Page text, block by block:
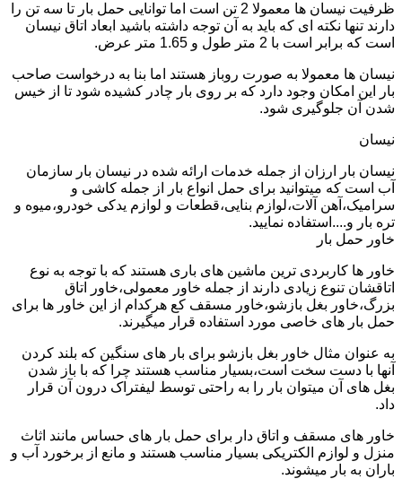
ظرفیت نیسان ها معمولا 2 تن است اما توانایی حمل بار تا سه تن را
دارند تنها نکته ای که باید به آن توجه داشته باشید ابعاد اتاق نیسان
است که برابر است با 2 متر طول و 1.65 متر عرض.
نیسان ها معمولا به صورت روباز هستند اما بنا به درخواست صاحب
بار این امکان وجود دارد که بر روی بار چادر کشیده شود تا از خیس
شدن آن جلوگیری شود.
نیسان
نیسان بار ارزان از جمله خدمات ارائه شده در نیسان بار سازمان
آب است که میتوانید برای حمل انواع بار از جمله کاشی و
سرامیک،آهن آلات،لوازم بنایی،قطعات و لوازم یدکی خودرو،میوه و
تره بار و....استفاده نمایید.
خاور حمل بار
خاور ها کاربردی ترین ماشین های باری هستند که با توجه به نوع
اتاقشان تنوع زیادی دارند از جمله خاور معمولی،خاور اتاق
بزرگ،خاور بغل بازشو،خاور مسقف کع هرکدام از این خاور ها برای
حمل بار های خاصی مورد استفاده قرار میگیرند.
به عنوان مثال خاور بغل بازشو برای بار های سنگین که بلند کردن
آنها با دست سخت است،بسیار مناسب هستند چرا که با باز شدن
بغل های آن میتوان بار را به راحتی توسط لیفتراک درون آن قرار
داد.
خاور های مسقف و اتاق دار برای حمل بار های حساس مانند اثاث
منزل و لوازم الکتریکی بسیار مناسب هستند و مانع از برخورد آب و
باران به بار میشوند.